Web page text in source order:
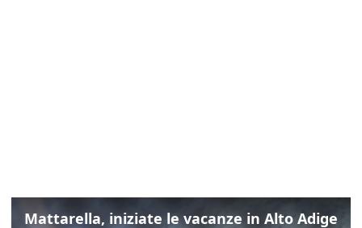
Mattarella, iniziate le vacanze in Alto Adige